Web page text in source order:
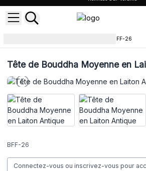
BFF-26
Tête de Bouddha Moyenne en
BFF-26
Connectez-vous ou inscrivez-vous pour